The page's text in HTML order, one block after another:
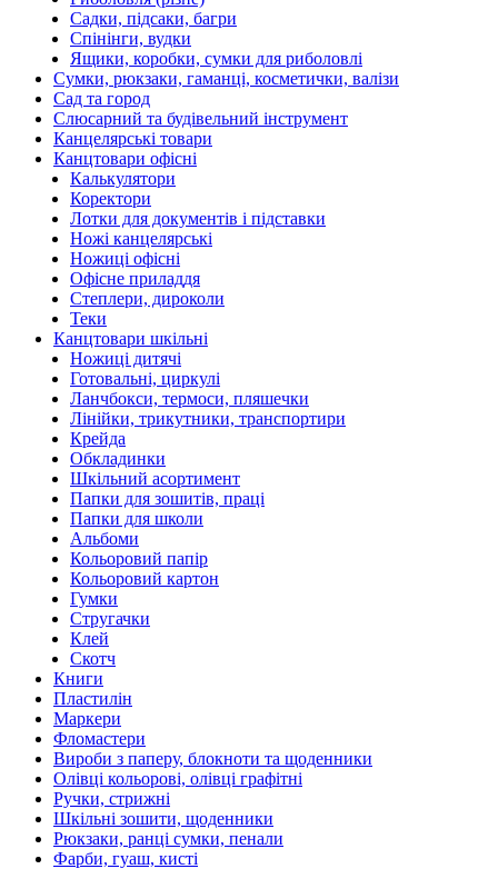
Садки, підсаки, багри
Спінінги, вудки
Ящики, коробки, сумки для риболовлі
Сумки, рюкзаки, гаманці, косметички, валізи
Сад та город
Слюсарний та будівельний інструмент
Канцелярські товари
Канцтовари офісні
Калькулятори
Коректори
Лотки для документів і підставки
Ножі канцелярські
Ножиці офісні
Офісне приладдя
Степлери, дироколи
Теки
Канцтовари шкільні
Ножиці дитячі
Готовальні, циркулі
Ланчбокси, термоси, пляшечки
Лінійки, трикутники, транспортири
Крейда
Обкладинки
Шкільний асортимент
Папки для зошитів, праці
Папки для школи
Альбоми
Кольоровий папір
Кольоровий картон
Гумки
Стругачки
Клей
Скотч
Книги
Пластилін
Маркери
Фломастери
Вироби з паперу, блокноти та щоденники
Олівці кольорові, олівці графітні
Ручки, стрижні
Шкільні зошити, щоденники
Рюкзаки, ранці сумки, пенали
Фарби, гуаш, кисті